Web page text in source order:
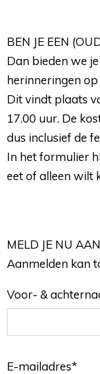
BEN JE EEN
Dan bieden we
herinneringen op
Dit vindt plaats
17.00 uur. De
dus inclusief de
In het formulier
eet of alleen wilt
MELD JE NU
Aanmelden kan
Voor- &
E-mailadres*